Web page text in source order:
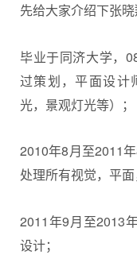
先给大家介绍下张晓
毕业于同济大学，
过策划，平面设计
光，景观灯光等）；
2010年8月至2011
处理所有视觉，平
2011年9月至2013
设计；